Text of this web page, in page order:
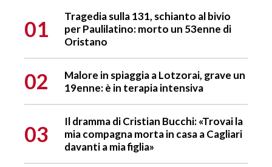
01
Tragedia sulla 131, schianto al bivio
per Paulilatino: morto un 53enne di
Oristano
02
Malore in spiaggia a Lotzorai, grave un
19enne: è in terapia intensiva
03
Il dramma di Cristian Bucchi: «Trovai la
mia compagna morta in casa a Cagliari
davanti a mia figlia»